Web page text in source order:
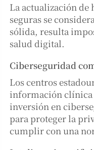
La actualización de
seguras se
sólida, resulta
salud digital.
Ciberseguridad
Los centros
información clínica
inversión en
para proteger la
cumplir con una